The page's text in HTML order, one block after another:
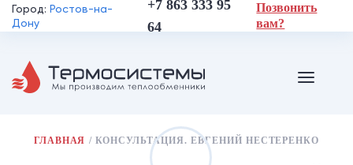
Город: Ростов-на-
Дону
+7 863 333 95
64
Позвонить
вам?
ГЛАВНАЯ / КОНСУЛЬТАЦИЯ. ЕВГЕНИЙ НЕСТЕРЕНКО